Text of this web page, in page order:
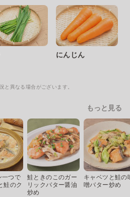
にんじん
と異なる場合がございます。
もっと見る
一つで
鮭のク
鮭ときのこのガー
リックバター醤油
炒め
キャベツと鮭の
噌バター炒め